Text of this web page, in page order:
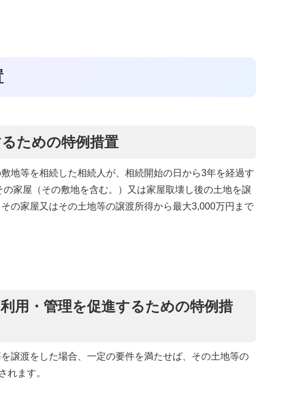
ための特例措置
地等を相続した相続人が、相続開始の日から3年を経過す
家屋（その敷地を含む。）又は家屋取壊し後の土地を譲
の家屋又はその土地等の譲渡所得から最大3,000万円まで
用・管理を促進するための特例措
譲渡をした場合、一定の要件を満たせば、その土地等の
れます。